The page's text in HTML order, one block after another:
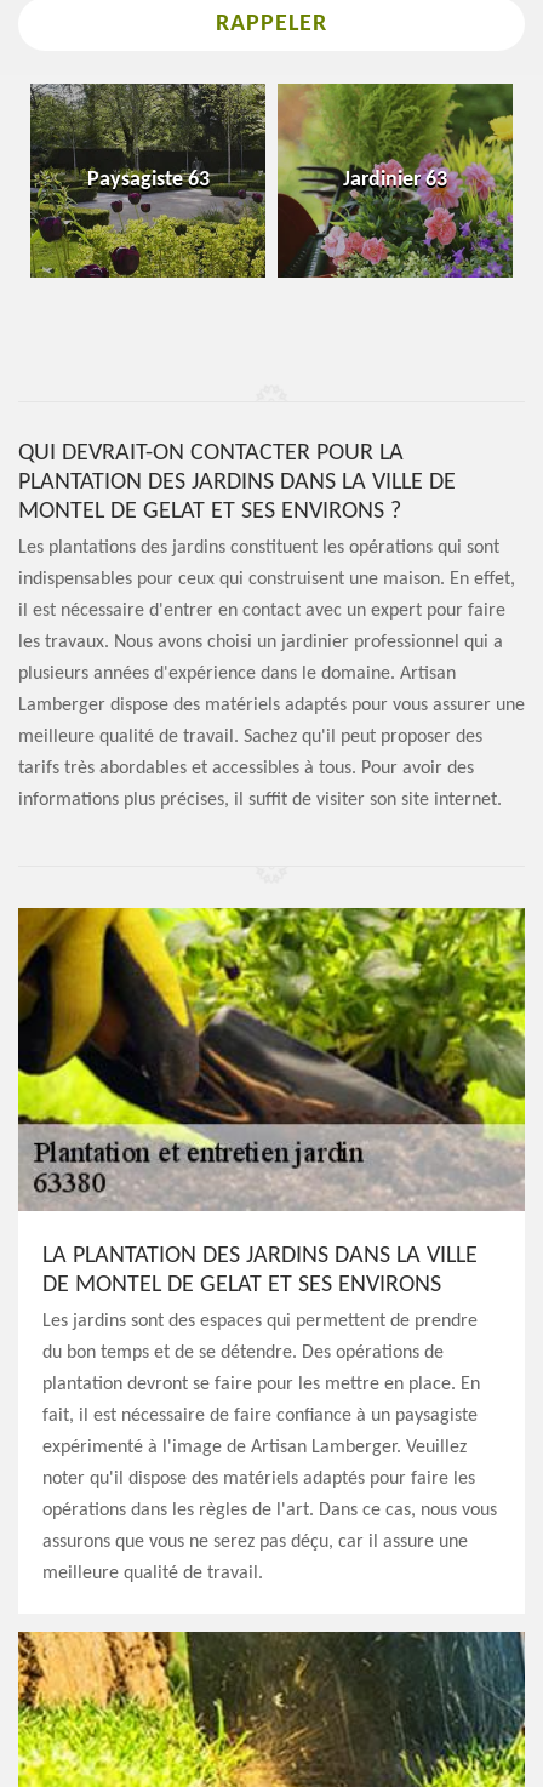
Paysagiste 63 Jardinier 63
QUI DEVRAIT-ON CONTACTER POUR LA
PLANTATION DES JARDINS DANS LA VILLE DE
MONTEL DE GELAT ET SES ENVIRONS ?
Les plantations des jardins constituent les opérations qui sont
indispensables pour ceux qui construisent une maison. En effet,
il est nécessaire d'entrer en contact avec un expert pour faire
les travaux. Nous avons choisi un jardinier professionnel qui a
plusieurs années d'expérience dans le domaine. Artisan
Lamberger dispose des matériels adaptés pour vous assurer une
meilleure qualité de travail. Sachez qu'il peut proposer des
tarifs très abordables et accessibles à tous. Pour avoir des
informations plus précises, il suffit de visiter son site internet.
LA PLANTATION DES JARDINS DANS LA VILLE
DE MONTEL DE GELAT ET SES ENVIRONS
Les jardins sont des espaces qui permettent de prendre
du bon temps et de se détendre. Des opérations de
plantation devront se faire pour les mettre en place. En
fait, il est nécessaire de faire confiance à un paysagiste
expérimenté à l'image de Artisan Lamberger. Veuillez
noter qu'il dispose des matériels adaptés pour faire les
opérations dans les règles de l'art. Dans ce cas, nous vous
assurons que vous ne serez pas déçu, car il assure une
meilleure qualité de travail.